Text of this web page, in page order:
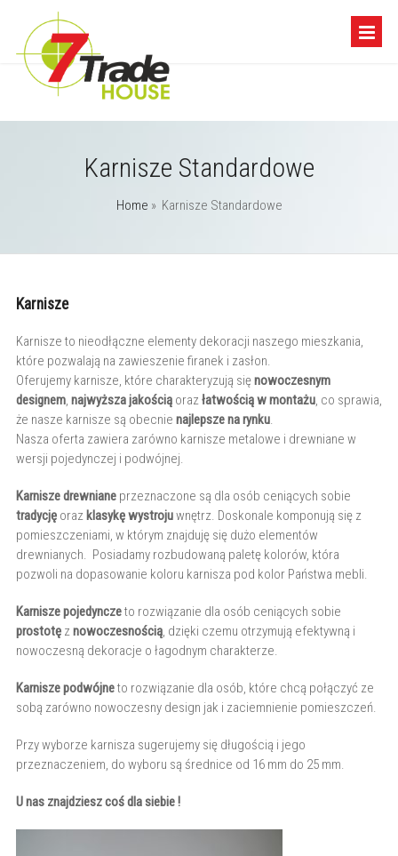
Karnisze Standardowe
Home » Karnisze Standardowe
Karnisze
Karnisze to nieodłączne elementy dekoracji naszego mieszkania,
które pozwalają na zawieszenie firanek i zasłon.
Oferujemy karnisze, które charakteryzują sięnowoczesnym
designem, najwyższa jakościąorazłatwością w montażu, co sprawia,
że nasze karnisze są obecnie najlepsze na rynku.
Nasza oferta zawiera zarówno karnisze metalowe i drewniane w
wersji pojedynczej i podwójnej.
Karnisze drewnianeprzeznaczone są dla osób ceniących sobie
tradycjęoraz klasykę wystrojuwnętrz. Doskonale komponują się z
pomieszczeniami, w którym znajduję się dużo elementów
drewnianych. Posiadamy rozbudowaną paletę kolorów, która
pozwoli na dopasowanie koloru karnisza pod kolor Państwa mebli.
Karnisze pojedynczeto rozwiązanie dla osób ceniących sobie
prostotęznowoczesnością, dzięki czemu otrzymują efektywną i
nowoczesną dekoracje o łagodnym charakterze.
Karnisze podwójneto rozwiązanie dla osób, które chcą połączyć ze
sobą zarówno nowoczesny design jak i zaciemnienie pomieszczeń.
Przy wyborze karnisza sugerujemy się długością i jego
przeznaczeniem, do wyboru są średnice od 16 mm do 25 mm.
U nas znajdziesz coś dla siebie !